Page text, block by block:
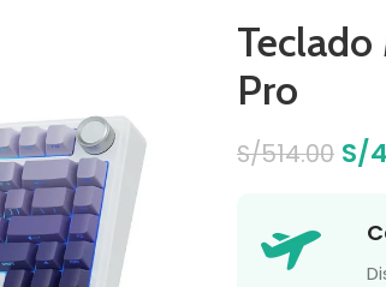
Pro
S/514.00 S/